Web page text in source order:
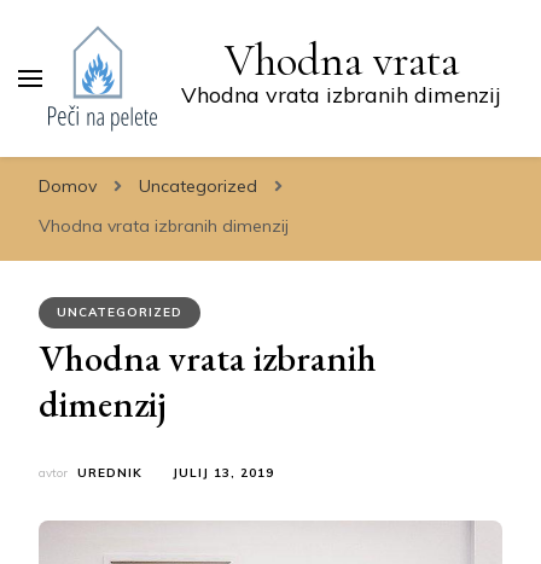
Vhodna vrata
Vhodna vrata izbranih dimenzij
Domov
Uncategorized
Vhodna vrata izbranih dimenzij
UNCATEGORIZED
Vhodna vrata izbranih
dimenzij
avtor UREDNIK JULIJ 13, 2019